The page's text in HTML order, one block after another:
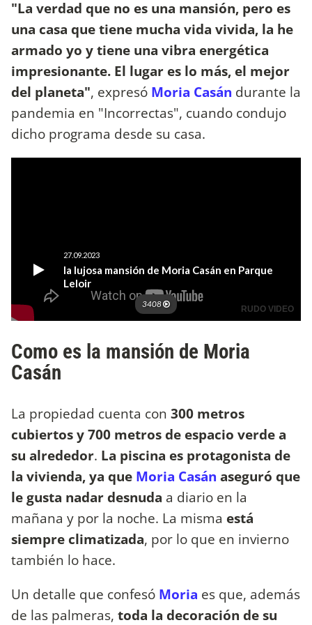
"La verdad que no es una mansión, pero es
una casa que tiene mucha vida vivida, la he
armado yo y tiene una vibra energética
impresionante. El lugar es lo más, el mejor
del planeta", expresó Moria Casán durante la
pandemia en "Incorrectas", cuando condujo
dicho programa desde su casa.
Como es la mansión de Moria
Casán
La propiedad cuenta con 300 metros
cubiertos y 700 metros de espacio verde a
su alrededor. La piscina es protagonista de
la vivienda, ya que Moria Casán aseguró que
le gusta nadar desnuda a diario en la
mañana y por la noche. La misma está
siempre climatizada, por lo que en invierno
también lo hace.
Un detalle que confesó Moria es que, además
de las palmeras, toda la decoración de su